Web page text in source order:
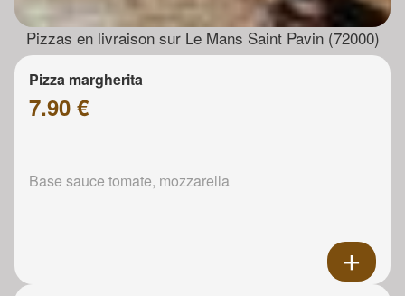
Pizzas en livraison sur Le Mans Saint Pavin (72000)
Pizza margherita
7.90 €
Base sauce tomate, mozzarella